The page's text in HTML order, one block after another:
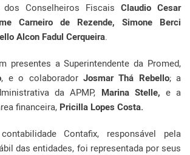
Conselheiros Fiscais Claudio Cesar
Carneiro de Rezende, Simone Berci
Alcon Fadul Cerqueira.
presentes a Superintendente da Promed,
, e o colaborador Josmar Thá Rebello; a
da APMP, Marina Stelle, e a
financeira, Pricilla Lopes Costa.
Contafix, responsável pela
das entidades, foi representada por seus